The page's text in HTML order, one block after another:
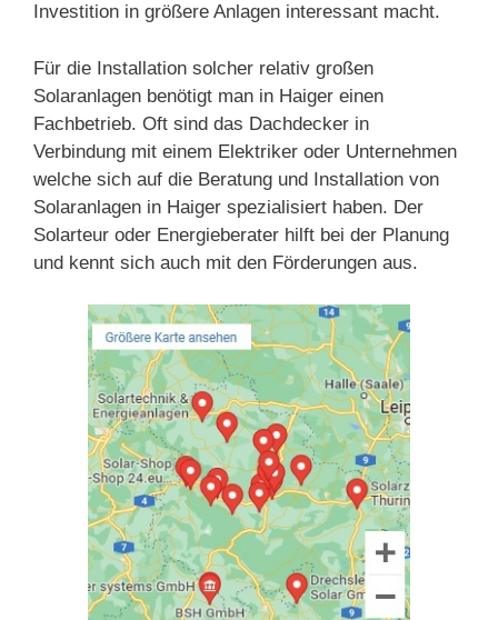
Investition in größere Anlagen interessant macht.
Für die Installation solcher relativ großen
Solaranlagen benötigt man in Haiger einen
Fachbetrieb. Oft sind das Dachdecker in
Verbindung mit einem Elektriker oder Unternehmen
welche sich auf die Beratung und Installation von
Solaranlagen in Haiger spezialisiert haben. Der
Solarteur oder Energieberater hilft bei der Planung
und kennt sich auch mit den Förderungen aus.